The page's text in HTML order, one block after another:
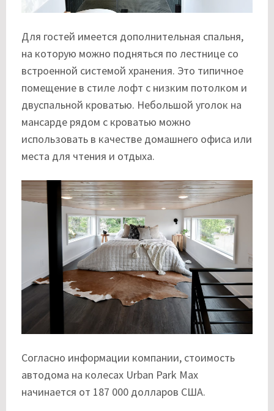
Для гостей имеется дополнительная спальня,
на которую можно подняться по лестнице со
встроенной системой хранения. Это типичное
помещение в стиле лофт с низким потолком и
двуспальной кроватью. Небольшой уголок на
мансарде рядом с кроватью можно
использовать в качестве домашнего офиса или
места для чтения и отдыха.
Согласно информации компании, стоимость
автодома на колесах Urban Park Max
начинается от 187 000 долларов США.